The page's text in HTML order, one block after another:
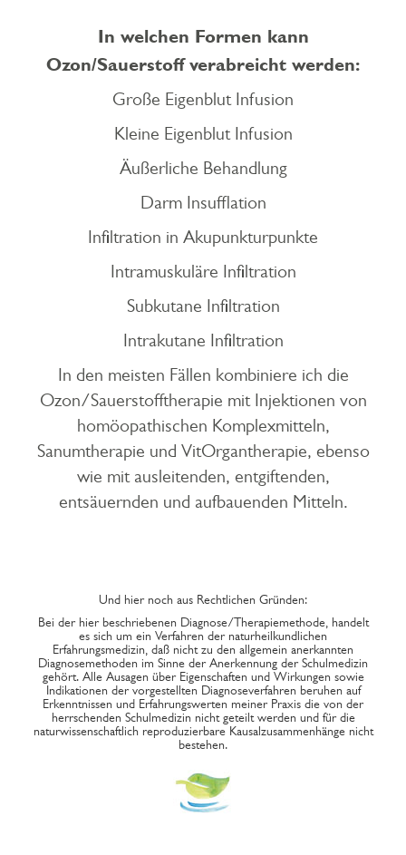
In welchen Formen kann
Ozon/Sauerstoff verabreicht werden:
Große Eigenblut Infusion
Kleine Eigenblut Infusion
Äußerliche Behandlung
Darm Insufflation
Infiltration in Akupunkturpunkte
Intramuskuläre Infiltration
Subkutane Infiltration
Intrakutane Infiltration
In den meisten Fällen kombiniere ich die
Ozon/Sauerstofftherapie mit Injektionen von
homöopathischen Komplexmitteln,
Sanumtherapie und VitOrgantherapie, ebenso
wie mit ausleitenden, entgiftenden,
entsäuernden und aufbauenden Mitteln.
Und hier noch aus Rechtlichen Gründen:
Bei der hier beschriebenen Diagnose/Therapiemethode, handelt
es sich um ein Verfahren der naturheilkundlichen
Erfahrungsmedizin, daß nicht zu den allgemein anerkannten
Diagnosemethoden im Sinne der Anerkennung der Schulmedizin
gehört. Alle Ausagen über Eigenschaften und Wirkungen sowie
Indikationen der vorgestellten Diagnoseverfahren beruhen auf
Erkenntnissen und Erfahrungswerten meiner Praxis die von der
herrschenden Schulmedizin nicht geteilt werden und für die
naturwissenschaftlich reproduzierbare Kausalzusammenhänge nicht
bestehen.